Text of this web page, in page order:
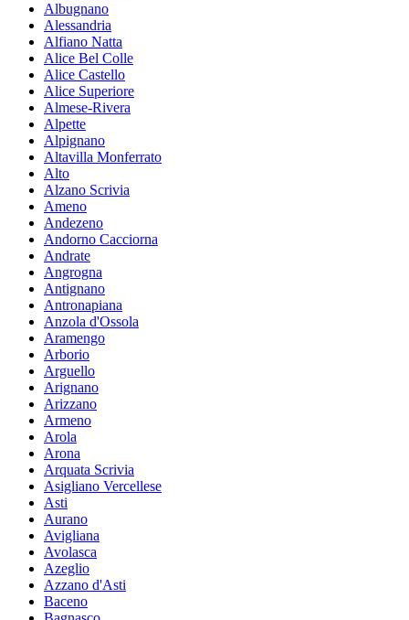
Albugnano
Alessandria
Alfiano Natta
Alice Bel Colle
Alice Castello
Alice Superiore
Almese-Rivera
Alpette
Alpignano
Altavilla Monferrato
Alto
Alzano Scrivia
Ameno
Andezeno
Andorno Cacciorna
Andrate
Angrogna
Antignano
Antronapiana
Anzola d'Ossola
Aramengo
Arborio
Arguello
Arignano
Arizzano
Armeno
Arola
Arona
Arquata Scrivia
Asigliano Vercellese
Asti
Aurano
Avigliana
Avolasca
Azeglio
Azzano d'Asti
Baceno